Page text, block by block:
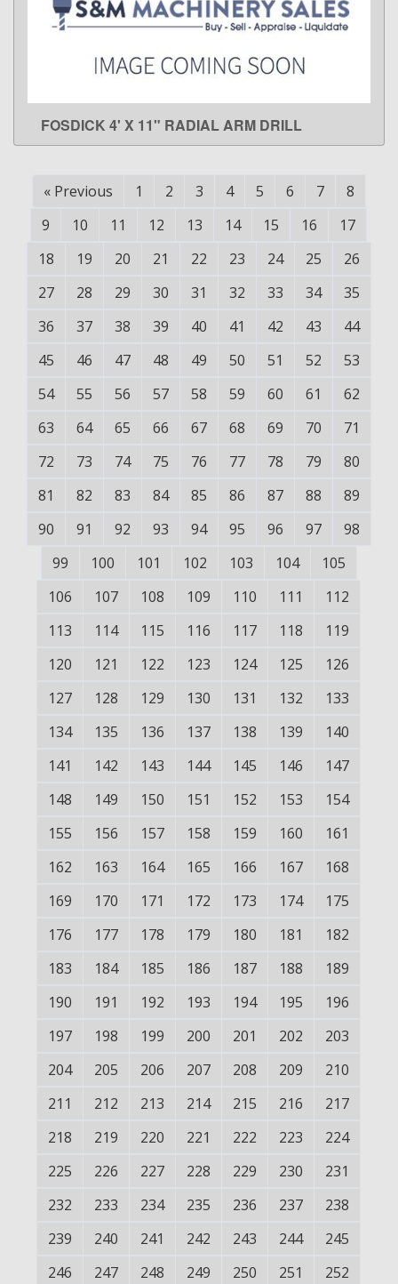
LEARN MORE
FOSDICK 4' X 11" RADIAL ARM DRILL
« Previous 1 2 3 4 5 6 7
8
9
10 11 12 13 14 15 16
17
18
19 20 21 22 23 24 25
26
27
28 29 30 31 32 33 34
35
36
37 38 39 40 41 42 43
44
45
46 47 48 49 50 51 52
53
54
55 56 57 58 59 60 61
62
63
64 65 66 67 68 69 70
71
72
73 74 75 76 77 78 79
80
81
82 83 84 85 86 87 88
89
90
91 92 93 94 95 96 97
98
99
100 101 102 103 104
105
106
107 108 109 110 111
112
113
114 115 116 117 118
119
120
121 122 123 124 125
126
127
128 129 130 131 132
133
134
135 136 137 138 139
140
141
142 143 144 145 146
147
148
149 150 151 152 153
154
155
156 157 158 159 160
161
162
163 164 165 166 167
168
169
170 171 172 173 174
175
176
177 178 179 180 181
182
183
184 185 186 187 188
189
190
191 192 193 194 195
196
197
198 199 200 201 202
203
204
205 206 207 208 209
210
211
212 213 214 215 216
217
218
219 220 221 222 223
224
225
226 227 228 229 230
231
232
233 234 235 236 237
238
239
240 241 242 243 244
245
246
247 248 249 250 251
252